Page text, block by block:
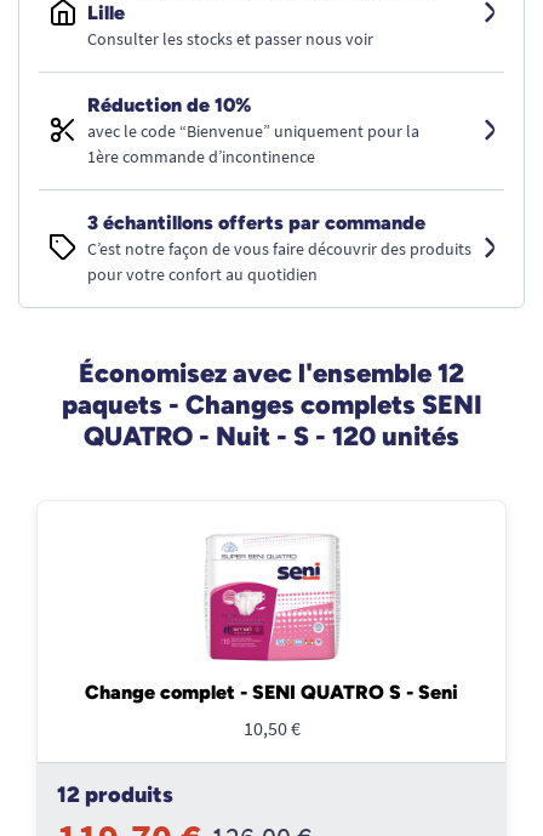
Lille
Consulter les stocks et passer nous voir
Réduction de 10%
avec le code “Bienvenue” uniquement pour la
1ère commande d’incontinence
3 échantillons offerts par commande
C’est notre façon de vous faire découvrir des produits
pour votre confort au quotidien
Économisez avec l'ensemble 12
paquets - Changes complets SENI
QUATRO - Nuit - S - 120 unités
Change complet - SENI QUATRO S - Seni
10,50 €
12 produits